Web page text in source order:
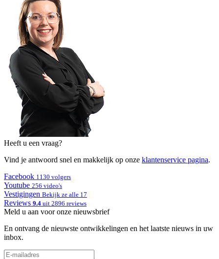
Heeft u een vraag?
Vind je antwoord snel en makkelijk op onze klantenservice pagina.
Facebook 1130 volgers
Youtube 256 video's
Vestigingen Bekijk ze alle 17
Reviews 9.4 uit 2896 reviews
Meld u aan voor onze nieuwsbrief
En ontvang de nieuwste ontwikkelingen en het laatste nieuws in uw
inbox.